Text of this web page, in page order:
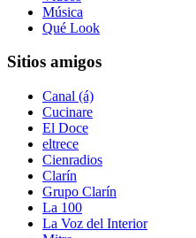
Música
Qué Look
Sitios amigos
Canal (á)
Cucinare
El Doce
eltrece
Cienradios
Clarín
Grupo Clarín
La 100
La Voz del Interior